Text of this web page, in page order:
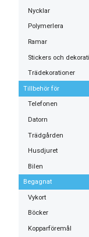
Nycklar
Polymerlera
Ramar
Stickers och
Trädekorationer
Tillbehör för
Telefonen
Datorn
Trädgården
Husdjuret
Bilen
Begagnat
Vykort
Böcker
Kopparföremål